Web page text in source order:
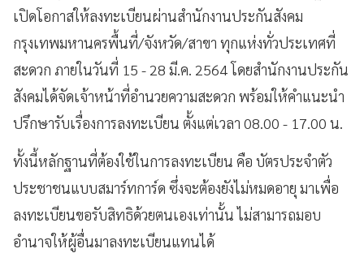
เปิดโอกาสให้ลงทะเบียนผ่านสำนักงานประกันสังคม
กรุงเทพมหานครพื้นที่/จังหวัด/สาขา ทุกแห่งทั่วประเทศที่
สะดวก ภายในวันที่ 15 - 28 มี.ค. 2564 โดยสำนักงานประกัน
สังคมได้จัดเจ้าหน้าที่อำนวยความสะดวก พร้อมให้คำแนะนำ
ปรึกษารับเรื่องการลงทะเบียน ตั้งแต่เวลา 08.00 - 17.00 น.
ทั้งนี้หลักฐานที่ต้องใช้ในการลงทะเบียน คือ บัตรประจำตัว
ประชาชนแบบสมาร์ทการ์ด ซึ่งจะต้องยังไม่หมดอายุ มาเพื่อ
ลงทะเบียนขอรับสิทธิด้วยตนเองเท่านั้น ไม่สามารถมอบ
อำนาจให้ผู้อื่นมาลงทะเบียนแทนได้